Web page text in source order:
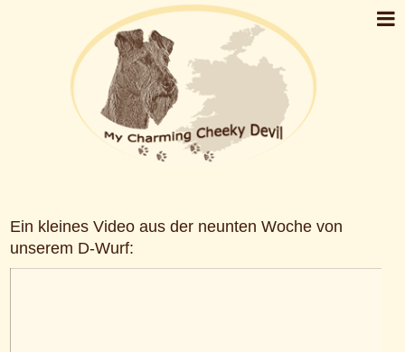
Ein kleines Video aus der neunten Woche von
unserem D-Wurf: